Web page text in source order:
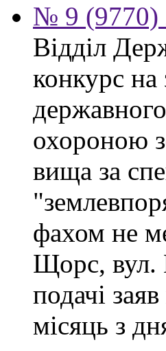
№ 9 (9770)
Відділ
конкурс на
охороною
вища за
фахом не
Щорс, вул.
подачі
місяць з